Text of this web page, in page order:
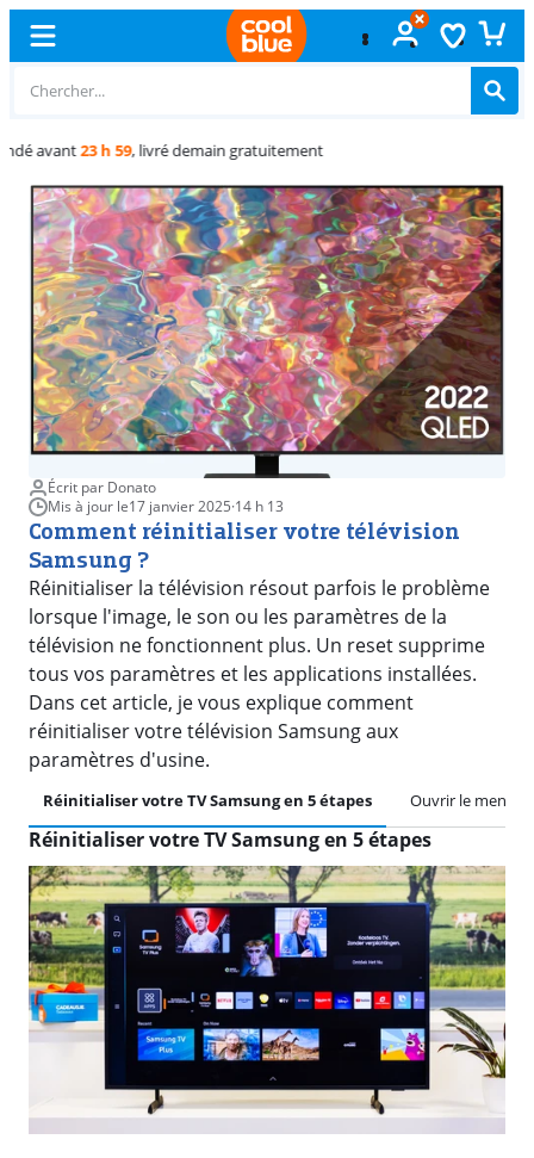
Échangegratuit
Écrit par Donato
Mis à jour le17 janvier 2025·14 h 13
Comment réinitialiser votre télévision
Samsung ?
Réinitialiser la télévision résout parfois le problème
lorsque l'image, le son ou les paramètres de la
télévision ne fonctionnent plus. Un reset supprime
tous vos paramètres et les applications installées.
Dans cet article, je vous explique comment
réinitialiser votre télévision Samsung aux
paramètres d'usine.
Réinitialiser votre TV Samsung en 5 étapes Ouvrir le menu
Réinitialiser votre TV Samsung en 5 étapes